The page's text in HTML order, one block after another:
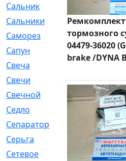
Сальник
[4340]
Сальники
[123]
Саморез
[23]
Сапун
[33]
Свеча
Свечи
[272]
Свечной
[2]
Седло
[7]
Сепаратор
[6]
Серьга
[27]
Сетевое
[6]
Ремкомплект
тормозного
04479-36020
brake /DYNA